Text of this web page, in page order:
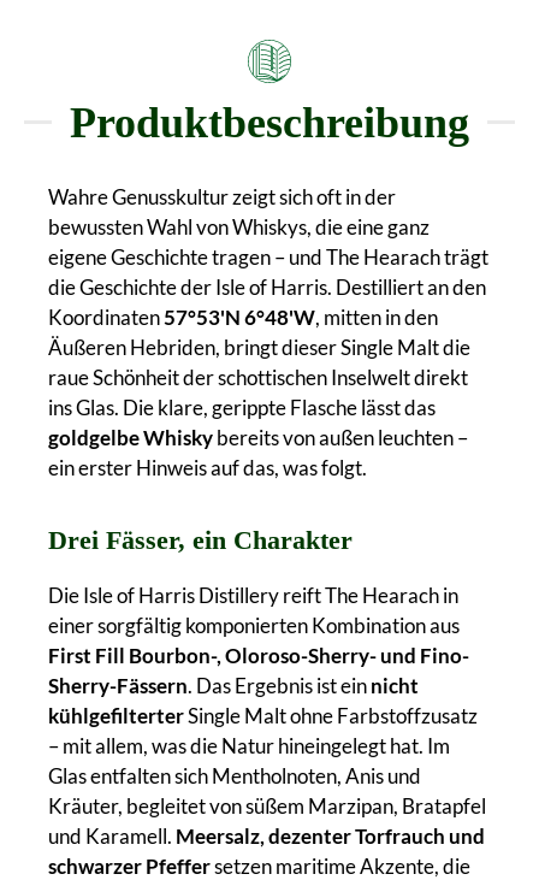
Produktbeschreibung
Wahre Genusskultur zeigt sich oft in der
bewussten Wahl von Whiskys, die eine ganz
eigene Geschichte tragen – und The Hearach trägt
die Geschichte der Isle of Harris. Destilliert an den
Koordinaten57°53'N 6°48'W, mitten in den
Äußeren Hebriden, bringt dieser Single Malt die
raue Schönheit der schottischen Inselwelt direkt
ins Glas. Die klare, gerippte Flasche lässt das
goldgelbe Whiskybereits von außen leuchten –
ein erster Hinweis auf das, was folgt.
Drei Fässer, ein Charakter
Die Isle of Harris Distillery reift The Hearach in
einer sorgfältig komponierten Kombination aus
First Fill Bourbon-, Oloroso-Sherry- und Fino-
Sherry-Fässern. Das Ergebnis ist einnicht
kühlgefilterterSingle Malt ohne Farbstoffzusatz
– mit allem, was die Natur hineingelegt hat. Im
Glas entfalten sich Mentholnoten, Anis und
Kräuter, begleitet von süßem Marzipan, Bratapfel
und Karamell. Meersalz, dezenter Torfrauch und
schwarzer Pfeffersetzen maritime Akzente, die